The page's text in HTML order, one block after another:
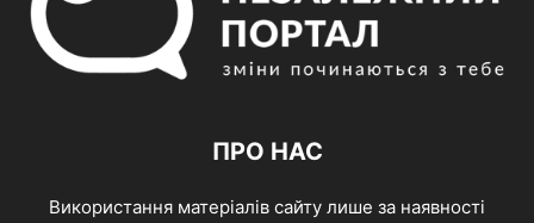
ПРО НАС
Використання матеріалів сайту лише за наявності